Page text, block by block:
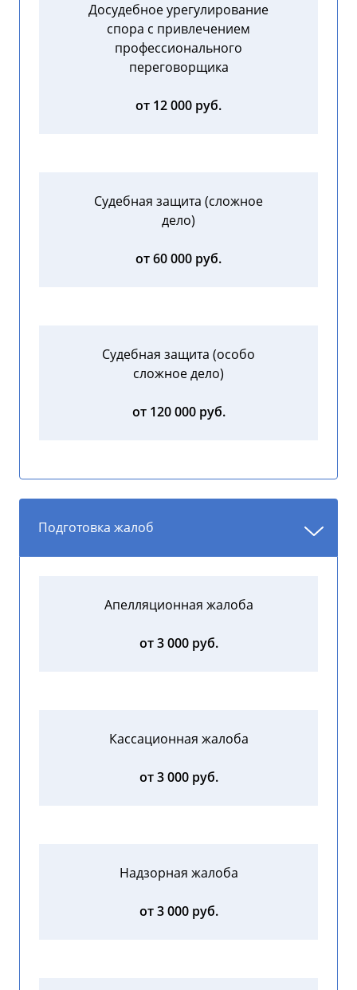
Досудебное урегулирование
спора с привлечением
профессионального
переговорщика
от 12 000 руб.
Судебная защита (сложное
дело)
от 60 000 руб.
Судебная защита (особо
сложное дело)
от 120 000 руб.
Подготовка жалоб
Апелляционная жалоба
от 3 000 руб.
Кассационная жалоба
от 3 000 руб.
Надзорная жалоба
от 3 000 руб.